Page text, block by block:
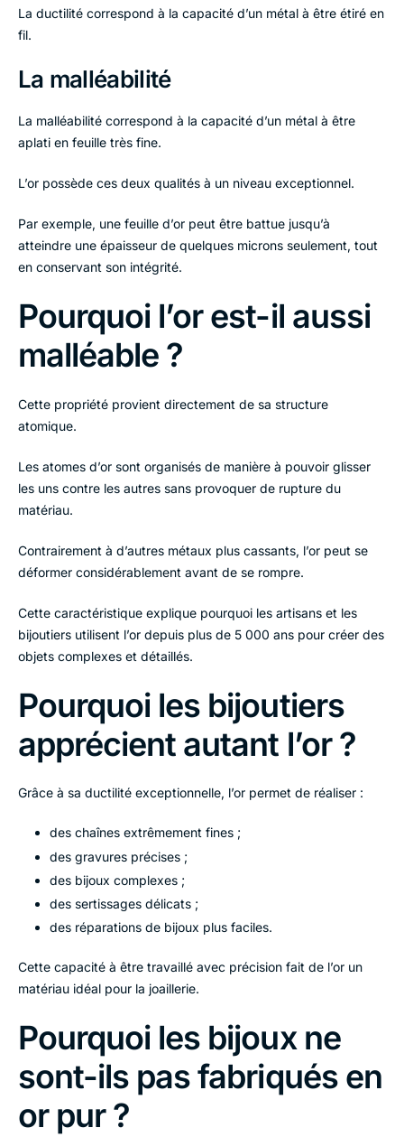
La ductilité correspond à la capacité d’un métal à être étiré en
fil.
La malléabilité
La malléabilité correspond à la capacité d’un métal à être
aplati en feuille très fine.
L’or possède ces deux qualités à un niveau exceptionnel.
Par exemple, une feuille d’or peut être battue jusqu’à
atteindre une épaisseur de quelques microns seulement, tout
en conservant son intégrité.
Pourquoi l’or est-il aussi
malléable ?
Cette propriété provient directement de sa structure
atomique.
Les atomes d’or sont organisés de manière à pouvoir glisser
les uns contre les autres sans provoquer de rupture du
matériau.
Contrairement à d’autres métaux plus cassants, l’or peut se
déformer considérablement avant de se rompre.
Cette caractéristique explique pourquoi les artisans et les
bijoutiers utilisent l’or depuis plus de 5 000 ans pour créer des
objets complexes et détaillés.
Pourquoi les bijoutiers
apprécient autant l’or ?
Grâce à sa ductilité exceptionnelle, l’or permet de réaliser :
des chaînes extrêmement fines ;
des gravures précises ;
des bijoux complexes ;
des sertissages délicats ;
des réparations de bijoux plus faciles.
Cette capacité à être travaillé avec précision fait de l’or un
matériau idéal pour la joaillerie.
Pourquoi les bijoux ne
sont-ils pas fabriqués en
or pur ?